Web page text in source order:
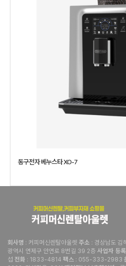
동구전자 베누스타 XO-7
회사명 : 커피머신렌탈아울렛 주소 : 경상남도 김
광역시 연제구 안연로 8번길 39 2층 사업자 등
섭 전화 : 1833-4814 팩스 : 055-333-2983